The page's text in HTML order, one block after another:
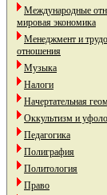
Международные
мировая экономика
Менеджмент и
отношения
Музыка
Налоги
Начертательная
Оккультизм и
Педагогика
Полиграфия
Политология
Право